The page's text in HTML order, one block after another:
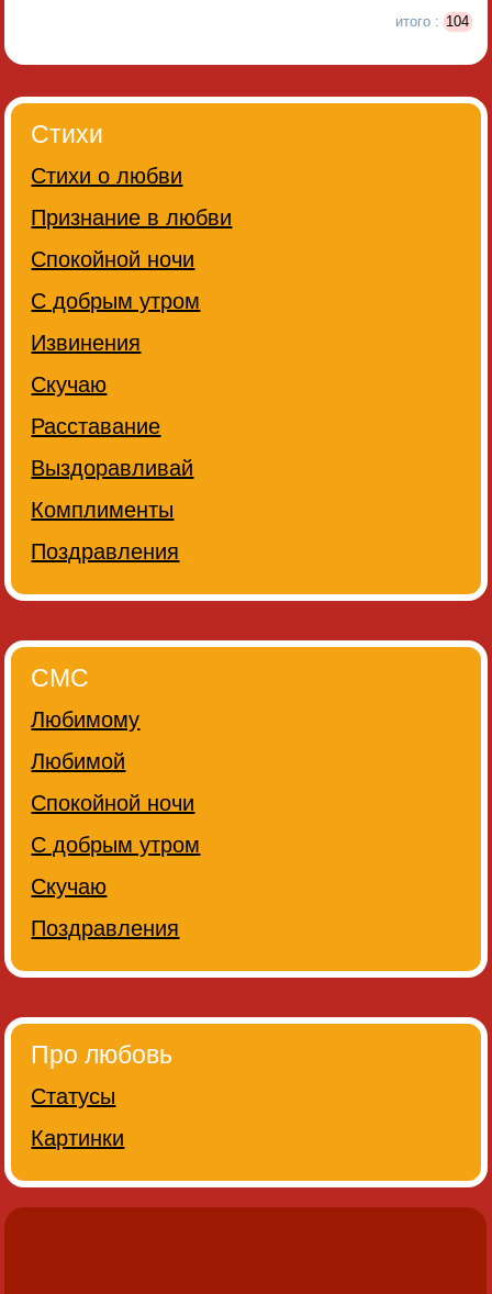
итого : 104
Стихи
Стихи о любви
Признание в любви
Спокойной ночи
С добрым утром
Извинения
Скучаю
Расставание
Выздоравливай
Комплименты
Поздравления
СМС
Любимому
Любимой
Спокойной ночи
С добрым утром
Скучаю
Поздравления
Про любовь
Статусы
Картинки